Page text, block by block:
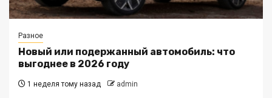
Разное
Новый или подержанный автомобиль: что
выгоднее в 2026 году
1 неделя тому назад admin